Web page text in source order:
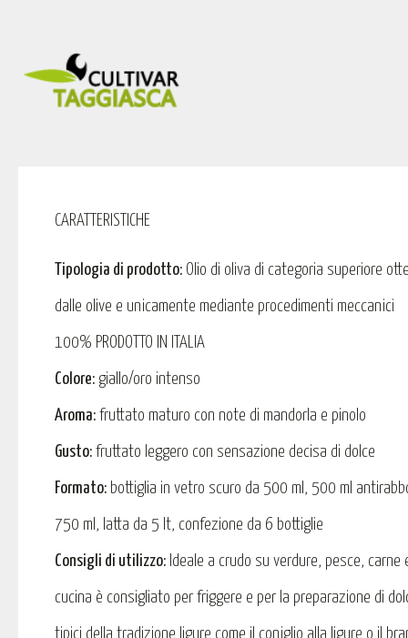
CARATTERISTICHE
Tipologia di prodotto: Olio di oliva di categoria superiore
dalle olive e unicamente mediante procedimenti meccanici
100% PRODOTTO IN ITALIA
Colore: giallo/oro intenso
Aroma: fruttato maturo con note di mandorla e pinolo
Gusto: fruttato leggero con sensazione decisa di dolce
Formato: bottiglia in vetro scuro da 500 ml, 500 ml
750 ml, latta da 5 lt, confezione da 6 bottiglie
Consigli di utilizzo: Ideale a crudo su verdure, pesce, carne
cucina è consigliato per friggere e per la preparazione di
tipici della tradizione ligure come il coniglio alla ligure o il